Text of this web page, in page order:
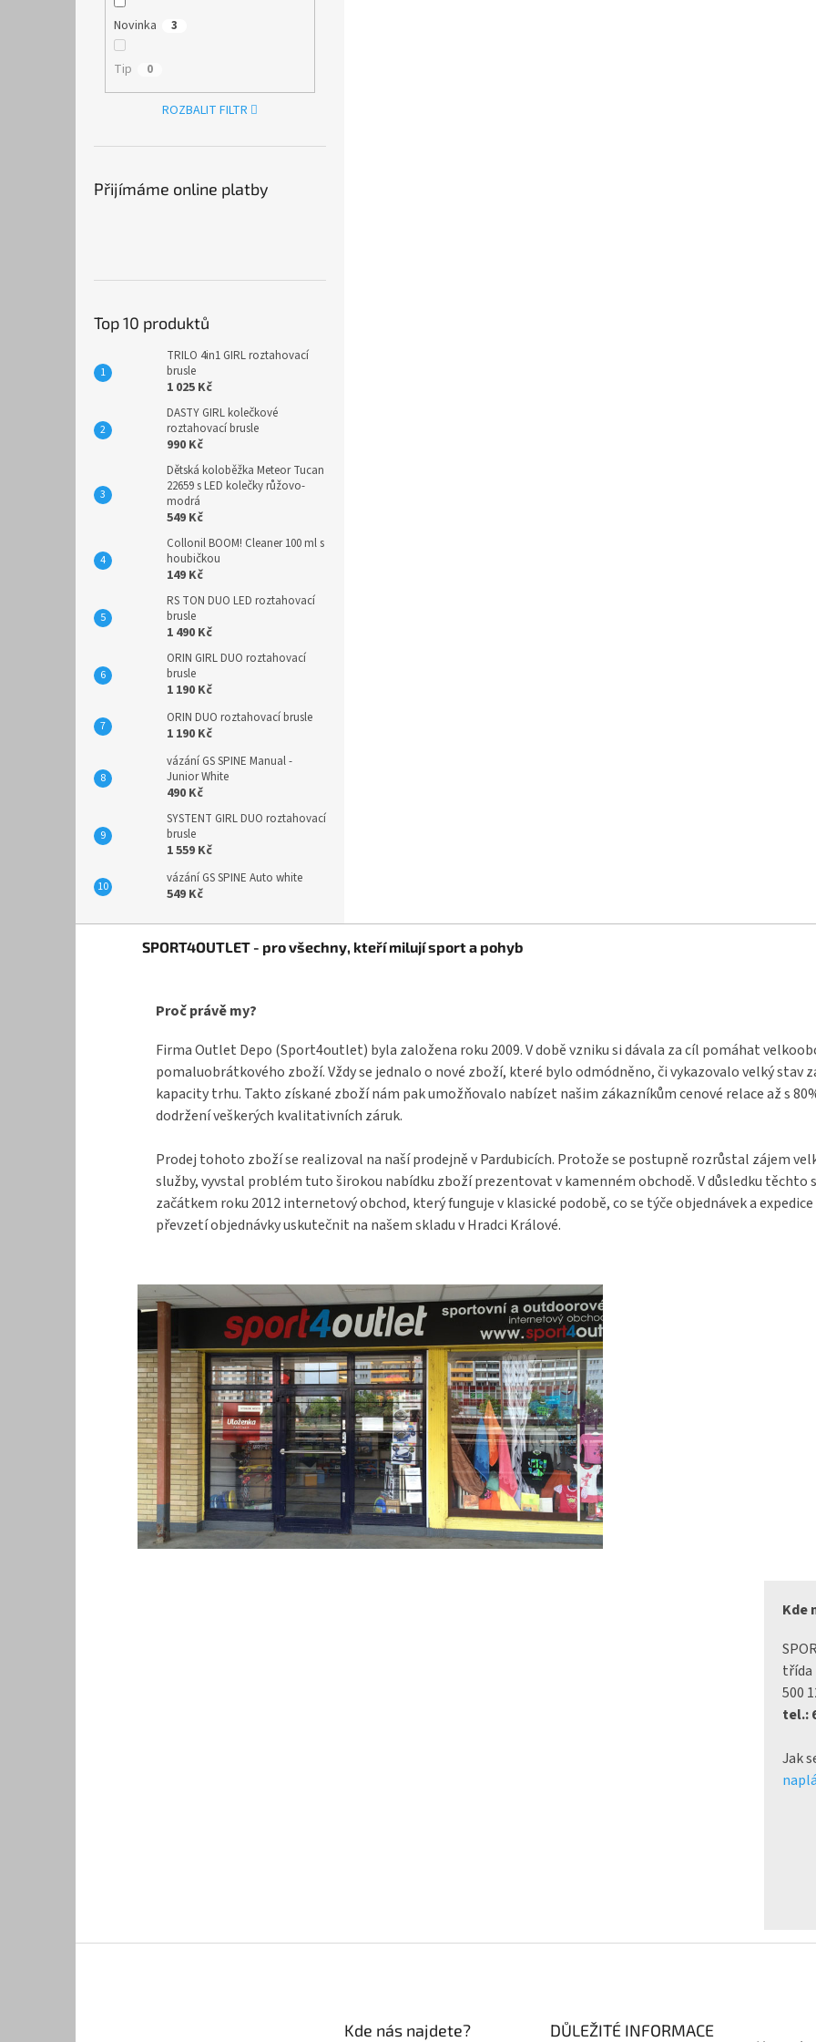
Novinka 3
Tip 0
ROZBALIT FILTR
Přijímáme online platby
Top 10 produktů
TRILO 4in1 GIRL roztahovací
brusle
1 025 Kč
DASTY GIRL kolečkové
roztahovací brusle
990 Kč
Dětská koloběžka Meteor Tucan
22659 s LED kolečky růžovo-
modrá
549 Kč
Collonil BOOM! Cleaner 100 ml s
houbičkou
149 Kč
RS TON DUO LED roztahovací
brusle
1 490 Kč
ORIN GIRL DUO roztahovací
brusle
1 190 Kč
ORIN DUO roztahovací brusle
1 190 Kč
vázání GS SPINE Manual -
Junior White
490 Kč
SYSTENT GIRL DUO roztahovací
brusle
1 559 Kč
vázání GS SPINE Auto white
549 Kč
SPORT4OUTLET - pro všechny, kteří milují sport a pohyb
Proč právě my?
Firma Outlet Depo (Sport4outlet) byla založena roku 2009. V době vzniku si dávala za cíl pomáhat
pomaluobrátkového zboží. Vždy se jednalo o nové zboží, které bylo odmódněno, či vykazovalo velký stav
kapacity trhu. Takto získané zboží nám pak umožňovalo nabízet našim zákazníkům cenové relace až s
dodržení veškerých kvalitativních záruk.
Prodej tohoto zboží se realizoval na naší prodejně v Pardubicích. Protože se postupně rozrůstal zájem
služby, vyvstal problém tuto širokou nabídku zboží prezentovat v kamenném obchodě. V důsledku
začátkem roku 2012 internetový obchod, který funguje v klasické podobě, co se týče objednávek a
převzetí objednávky uskutečnit na našem skladu v Hradci Králové.
Kde
třída
500
tel.:
Jak
Kde nás najdete?
DŮLEŽITÉ INFORMACE